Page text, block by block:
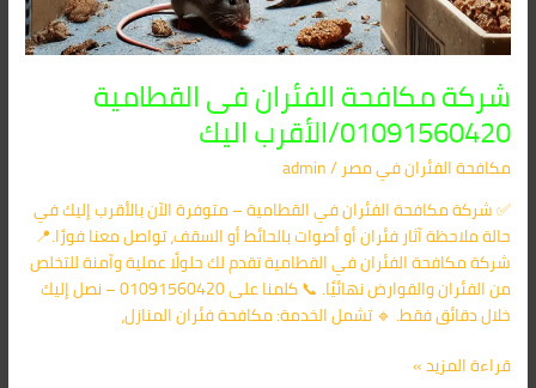
شركة مكافحة الفئران فى القطامية
01091560420/الأقرب اليك
مكافحة الفئران​ في مصر/
admin
✅ شركة مكافحة الفئران في القطامية – متوفرة الآن بالأقرب إليك في
حالة ملاحظة آثار فئران أو أصوات بالحائط أو السقف، تواصل معنا فورًا.📍
شركة مكافحة الفئران في القطامية تقدم لك حلولًا عملية وآمنة للتخلص
من الفئران والقوارض نهائيًا. 📞 كلمنا على 01091560420 – نصل إليك
خلال دقائق فقط. 🔹 تشمل الخدمة: مكافحة فئران المنازل،
قراءة المزيد »